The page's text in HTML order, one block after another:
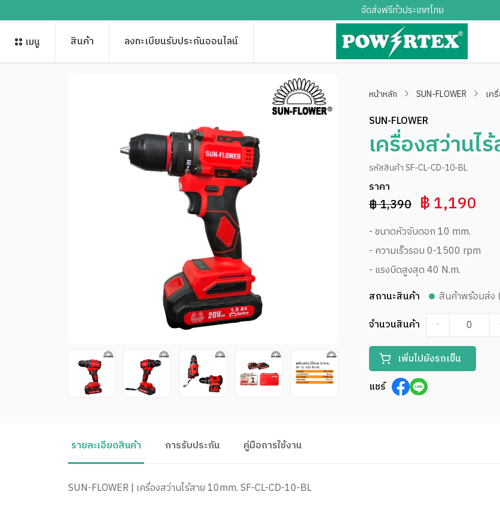
จัดส่งฟรีทั่วประเทศไทย
เมนู สินค้า ลงทะเบียนรับประกันออนไลน์
หน้าหลัก SUN-FLOWER เค
SUN-FLOWER
เครื่องสว่านไ
รหัสสินค้า SF-CL-CD-10-BL
ราคา
฿ 1,390 ฿ 1,190
- ขนาดหัวจับดอก 10 mm.
- ความเร็วรอบ 0-1500 rpm
- แรงบิดสูงสุด 40 N.m.
สถานะสินค้า
สินค้าพร้อมส่ง
จำนวนสินค้า
-
เพิ่มไปยังรถเข็น
แชร์
รายละเอียดสินค้า การรับประกัน คู่มือการใช้งาน
SUN-FLOWER | เครื่องสว่านไร้สาย 10mm. SF-CL-CD-10-BL